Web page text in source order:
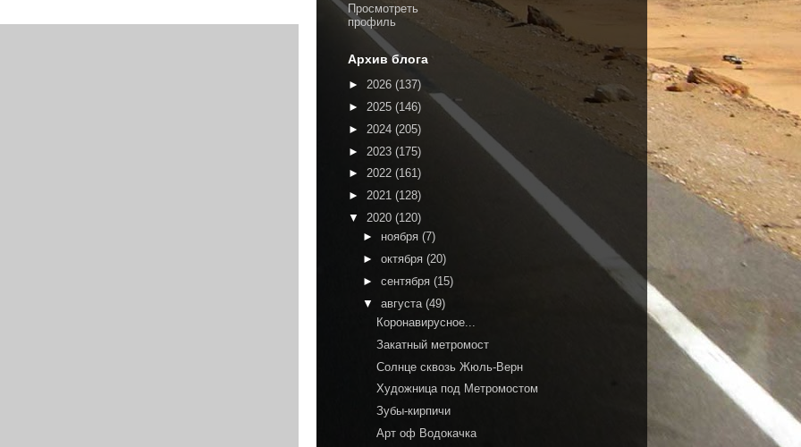
Просмотреть
профиль
Архив блога
► 2026 (137)
► 2025 (146)
► 2024 (205)
► 2023 (175)
► 2022 (161)
► 2021 (128)
▼ 2020 (120)
► ноября (7)
► октября (20)
► сентября (15)
▼ августа (49)
Коронавирусное...
Закатный метромост
Солнце сквозь Жюль-Верн
Художница под Метромостом
Зубы-кирпичи
Арт оф Водокачка